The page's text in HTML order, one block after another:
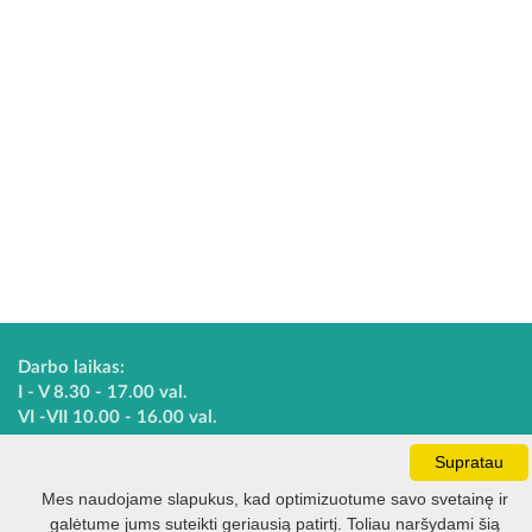
Darbo laikas:
I - V 8.30 - 17.00 val.
VI -VII 10.00 - 16.00 val.
Kontaktai
VšĮ Kauno rajono turizmo ir verslo informacijos centras
Supratau
Mes naudojame slapukus, kad optimizuotume savo svetainę ir
galėtume jums suteikti geriausią patirtį. Toliau naršydami šią